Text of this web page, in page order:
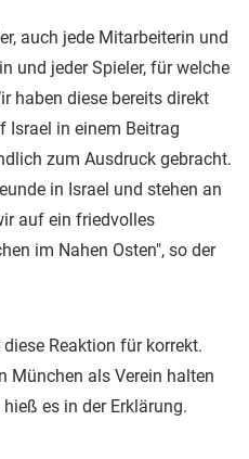
auch jede Mitarbeiterin und
und jeder Spieler, für welche
haben diese bereits direkt
Israel in einem Beitrag
zum Ausdruck gebracht.
in Israel und stehen an
auf ein friedvolles
im Nahen Osten", so der
Reaktion für korrekt.
München als Verein halten
es in der Erklärung.